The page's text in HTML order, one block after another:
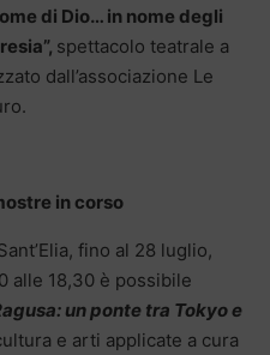
di Dio… in nome degli
spettacolo teatrale a
dall’associazione Le
in corso
fino al 28 luglio,
alle 18,30 è possibile
un ponte tra Tokyo e
e arti applicate a cura